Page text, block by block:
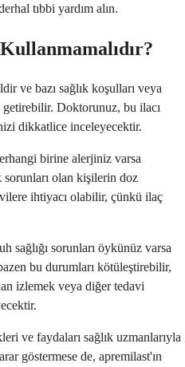
tıbbi yardım alın.
ve bazı sağlık koşulları veya
Doktorunuz, bu ilacı
dikkatlice inceleyecektir.
birine alerjiniz varsa
sorunları olan kişilerin doz
ihtiyacı olabilir, çünkü ilaç
sağlığı sorunları öykünüz varsa
bu durumları kötüleştirebilir,
izlemek veya diğer tedavi
ve faydaları sağlık uzmanlarıyla
göstermese de, apremilast'ın